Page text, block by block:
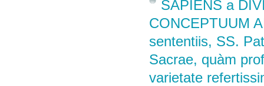
SAPIENS a
CONCEPTUUM
sententiis, SS.
Sacrae, quàm
varietate